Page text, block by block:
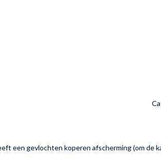
een gevlochten koperen afscherming (om